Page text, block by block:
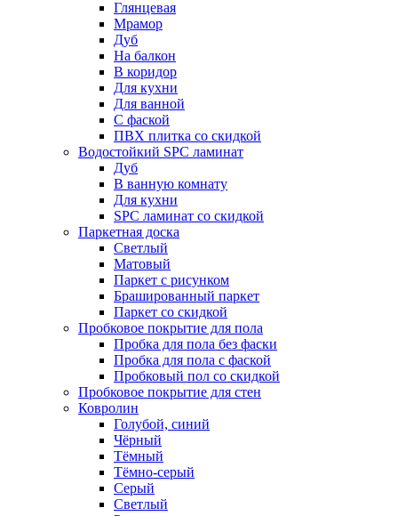
Глянцевая
Мрамор
Дуб
На балкон
В коридор
Для кухни
Для ванной
С фаской
ПВХ плитка со скидкой
Водостойкий SPC ламинат
Дуб
В ванную комнату
Для кухни
SPC ламинат со скидкой
Паркетная доска
Светлый
Матовый
Паркет с рисунком
Брашированный паркет
Паркет со скидкой
Пробковое покрытие для пола
Пробка для пола без фаски
Пробка для пола с фаской
Пробковый пол со скидкой
Пробковое покрытие для стен
Ковролин
Голубой, синий
Чёрный
Тёмный
Тёмно-серый
Серый
Светлый